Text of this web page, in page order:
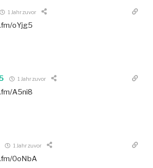
1 Jahr zuvor
oYjg5
1 Jahr zuvor
A5ni8
1 Jahr zuvor
0oNbA